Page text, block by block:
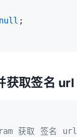
null ;
获取签名 url
获取 签名 url